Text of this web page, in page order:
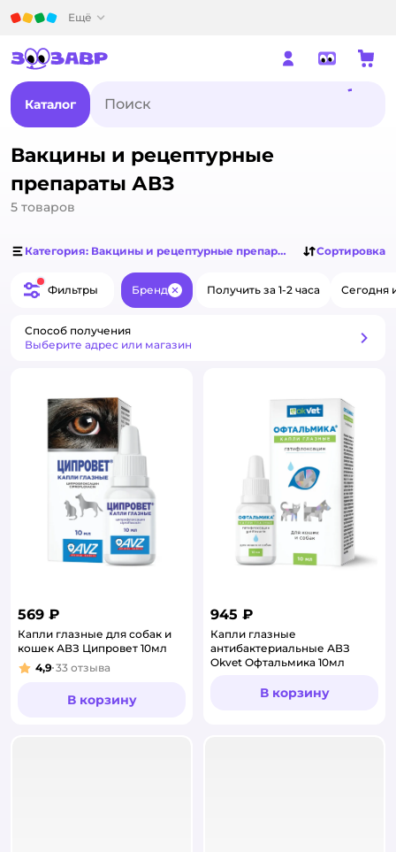
Ещё
Каталог
Вакцины и рецептурные
препараты АВЗ
5 товаров
Категория: Вакцины и рецептурные препараты Сортировка
Фильтры Бренд ЗакрытьПолучить за 1-2 часа Сегодня
Способ получения
Выберите адрес или магазин
569 ₽
Капли глазные для собак и
кошек АВЗ Ципровет 10мл
Рейтинг:
4,9 33 отзыва
В корзину
945 ₽
Капли глазные
антибактериальные АВЗ
Okvet Офтальмика 10мл
В корзину